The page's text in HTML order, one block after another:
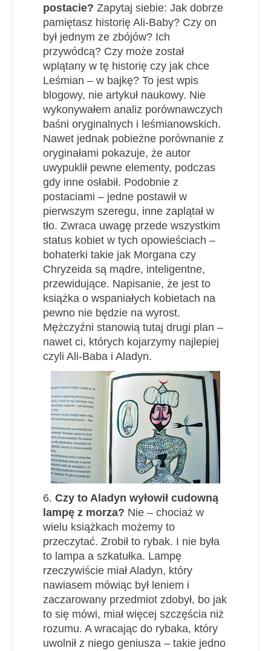
postacie? Zapytaj siebie: Jak dobrze
pamiętasz historię Ali-Baby? Czy on
był jednym ze zbójów? Ich
przywódcą? Czy może został
wplątany w tę historię czy jak chce
Leśmian – w bajkę? To jest wpis
blogowy, nie artykuł naukowy. Nie
wykonywałem analiz porównawczych
baśni oryginalnych i leśmianowskich.
Nawet jednak pobieżne porównanie z
oryginałami pokazuje, że autor
uwypuklił pewne elementy, podczas
gdy inne osłabił. Podobnie z
postaciami – jedne postawił w
pierwszym szeregu, inne zaplątał w
tło. Zwraca uwagę przede wszystkim
status kobiet w tych opowieściach –
bohaterki takie jak Morgana czy
Chryzeida są mądre, inteligentne,
przewidujące. Napisanie, że jest to
książka o wspaniałych kobietach na
pewno nie będzie na wyrost.
Mężczyźni stanowią tutaj drugi plan –
nawet ci, których kojarzymy najlepiej
czyli Ali-Baba i Aladyn.
6. Czy to Aladyn wyłowił cudowną
lampę z morza? Nie – chociaż w
wielu książkach możemy to
przeczytać. Zrobił to rybak. I nie była
to lampa a szkatułka. Lampę
rzeczywiście miał Aladyn, który
nawiasem mówiąc był leniem i
zaczarowany przedmiot zdobył, bo jak
to się mówi, miał więcej szczęścia niż
rozumu. A wracając do rybaka, który
uwolnił z niego geniusza – takie jedno